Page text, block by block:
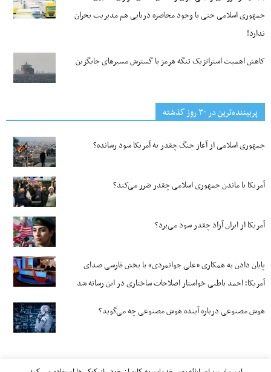
جمهوری اسلامی حتی با وجود محاصره دریایی هم مدیریت بحران
ندارد!
کاهش اهمیت استراتژیک تنگه‌ هرمز با گسترش مسیرهای جایگزین
پربیننده‌ترین‌ در ۳۰ روز گذشته
جمهوری اسلامی از آغاز جنگ چقدر به آمریکا سود رسانده؟
آمریکا با ماندن جمهوری اسلامی چقدر ضرر می‌کند؟
آمریکا از ایران آزاد چقدر سود می‌برد؟
پایان دادن به همکاری «علی جوانمردی» با بخش فارسی صدای
آمریکا؛ احمد باطبی خواستار اصلاحات ساختاری در این رسانه شد
هوش مصنوعی درباره آینده هوش مصنوعی چه می‌گوید؟